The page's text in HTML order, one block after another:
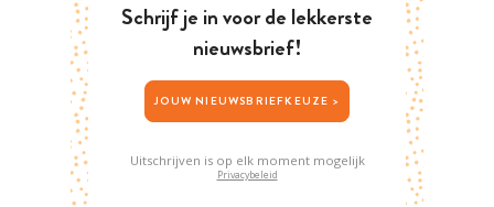
Schrijf je in voor de lekkerste
nieuwsbrief!
JOUW NIEUWSBRIEFKEUZE >
Uitschrijven is op elk moment mogelijk
Privacybeleid